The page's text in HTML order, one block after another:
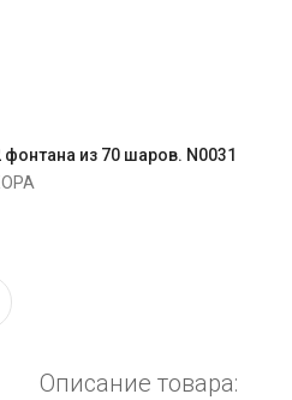
из 70 шаров. N0031
Описание товара: